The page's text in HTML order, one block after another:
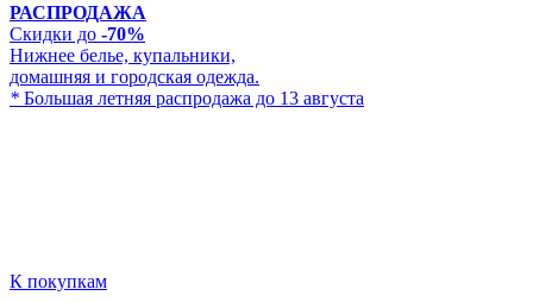
РАСПРОДАЖА
Скидки до -70%
Нижнее белье, купальники,
домашняя и городская одежда.
* Большая летняя распродажа до 13 августа
К покупкам